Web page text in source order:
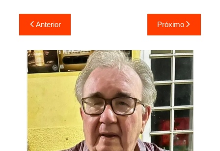
Navegação
de
Post
Anterior Próximo